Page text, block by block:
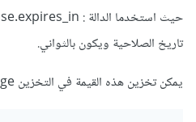
تاريخ الصلاحية ويكون بالثواني.
يمكن تخزين هذه القيمة في التخزين local storage لقرائتها لاحقا: